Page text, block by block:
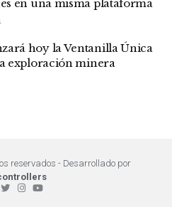
en una misma plataforma
hoy la Ventanilla Única
exploración minera
reservados - Desarrollado por